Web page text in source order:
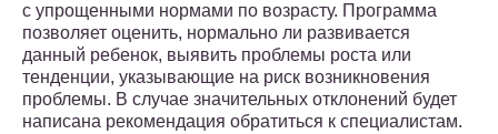
с упрощенными нормами по возрасту. Программа
позволяет оценить, нормально ли развивается
данный ребенок, выявить проблемы роста или
тенденции, указывающие на риск возникновения
проблемы. В случае значительных отклонений будет
написана рекомендация обратиться к специалистам.